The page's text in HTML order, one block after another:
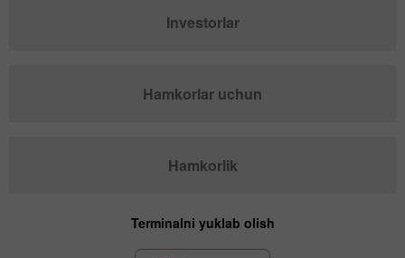
Investorlar
Hamkorlar uchun
Hamkorlik
Terminalni yuklab olish